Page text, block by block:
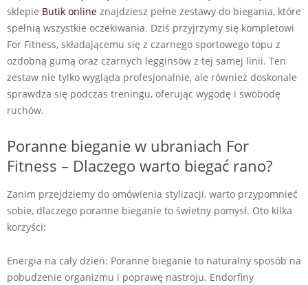
sklepie Butik online znajdziesz pełne zestawy do biegania, które
spełnią wszystkie oczekiwania. Dziś przyjrzymy się kompletowi
For Fitness, składającemu się z czarnego sportowego topu z
ozdobną gumą oraz czarnych legginsów z tej samej linii. Ten
zestaw nie tylko wygląda profesjonalnie, ale również doskonale
sprawdza się podczas treningu, oferując wygodę i swobodę
ruchów.
Poranne bieganie w ubraniach For
Fitness – Dlaczego warto biegać rano?
Zanim przejdziemy do omówienia stylizacji, warto przypomnieć
sobie, dlaczego poranne bieganie to świetny pomysł. Oto kilka
korzyści:
Energia na cały dzień: Poranne bieganie to naturalny sposób na
pobudzenie organizmu i poprawę nastroju. Endorfiny